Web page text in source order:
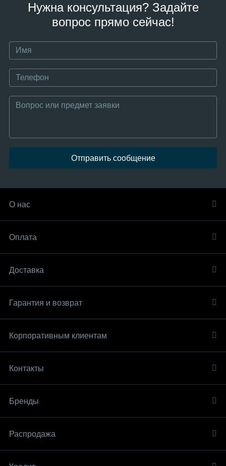
Нужна консультация? Задайте
вопрос прямо сейчас!
Отправить сообщение
О нас
Оплата
Доставка
Гарантия и возврат
Корпоративным клиентам
Контакты
Бренды
Распродaжа